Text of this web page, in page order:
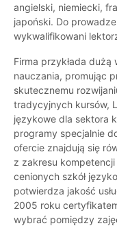
angielski, niemiecki,
japoński. Do
wykwalifikowani
Firma przykłada
nauczania, promując
skutecznemu
tradycyjnych kursów,
językowe dla sektora
programy specjalnie
ofercie znajdują się
z zakresu
cenionych szkół
potwierdza jakość
2005 roku
wybrać pomiędzy